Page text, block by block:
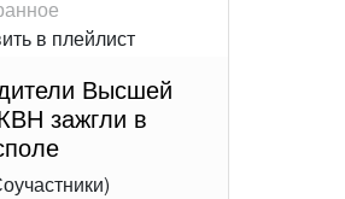
Высшей
зажгли в